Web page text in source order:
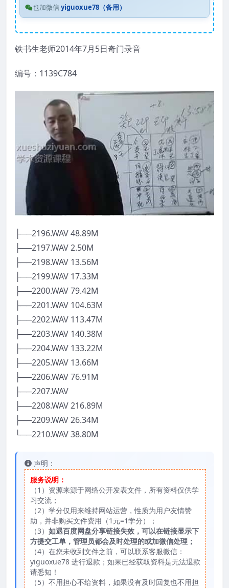
也加微信yiguoxue78（备用）
铁书生老师2014年7月5日奇门录音
编号：1139C784
├──2196.WAV 48.89M
├──2197.WAV 2.50M
├──2198.WAV 13.56M
├──2199.WAV 17.33M
├──2200.WAV 79.42M
├──2201.WAV 104.63M
├──2202.WAV 113.47M
├──2203.WAV 140.38M
├──2204.WAV 133.22M
├──2205.WAV 13.66M
├──2206.WAV 76.91M
├──2207.WAV
├──2208.WAV 216.89M
├──2209.WAV 26.34M
└──2210.WAV 38.80M
声明：
服务说明：
（1）资源来源于网络公开发表文件，所有资料仅供学
习交流；
（2）学分仅用来维持网站运营，性质为用户友情赞
助，并非购买文件费用（1元=1学分）；
（3） 如遇百度网盘分享链接失效，可以在链接显示下
方提交工单，管理员都会及时处理的或加微信处理；
（4）在您未收到文件之前，可以联系客服微信：
yiguoxue78 进行退款；如果已经获取资料是无法退款
请悉知！
（5）不用担心不给资料，如果没有及时回复也不用担